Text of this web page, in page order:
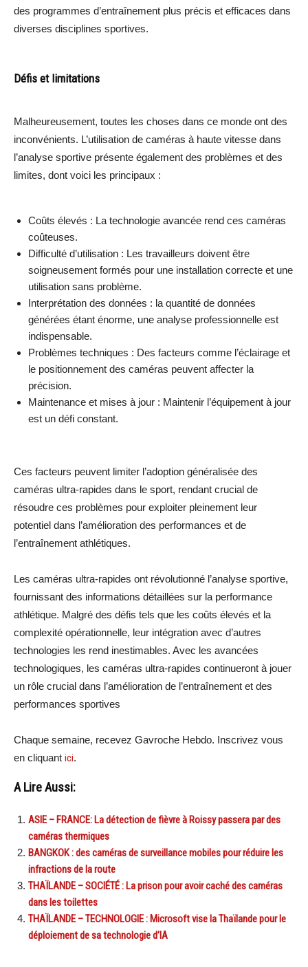
des programmes d’entraînement plus précis et efficaces dans
diverses disciplines sportives.
Défis et limitations
Malheureusement, toutes les choses dans ce monde ont des
inconvénients. L’utilisation de caméras à haute vitesse dans
l’analyse sportive présente également des problèmes et des
limites, dont voici les principaux :
Coûts élevés : La technologie avancée rend ces caméras
coûteuses.
Difficulté d’utilisation : Les travailleurs doivent être
soigneusement formés pour une installation correcte et une
utilisation sans problème.
Interprétation des données : la quantité de données
générées étant énorme, une analyse professionnelle est
indispensable.
Problèmes techniques : Des facteurs comme l’éclairage et
le positionnement des caméras peuvent affecter la
précision.
Maintenance et mises à jour : Maintenir l’équipement à jour
est un défi constant.
Ces facteurs peuvent limiter l’adoption généralisée des
caméras ultra-rapides dans le sport, rendant crucial de
résoudre ces problèmes pour exploiter pleinement leur
potentiel dans l’amélioration des performances et de
l’entraînement athlétiques.
Les caméras ultra-rapides ont révolutionné l’analyse sportive,
fournissant des informations détaillées sur la performance
athlétique. Malgré des défis tels que les coûts élevés et la
complexité opérationnelle, leur intégration avec d’autres
technologies les rend inestimables. Avec les avancées
technologiques, les caméras ultra-rapides continueront à jouer
un rôle crucial dans l’amélioration de l’entraînement et des
performances sportives
Chaque semaine, recevez Gavroche Hebdo. Inscrivez vous
en cliquant ici.
A Lire Aussi:
ASIE – FRANCE: La détection de fièvre à Roissy passera par des
caméras thermiques
BANGKOK : des caméras de surveillance mobiles pour réduire les
infractions de la route
THAÏLANDE – SOCIÉTÉ : La prison pour avoir caché des caméras
dans les toilettes
THAÏLANDE – TECHNOLOGIE : Microsoft vise la Thaïlande pour le
déploiement de sa technologie d’IA